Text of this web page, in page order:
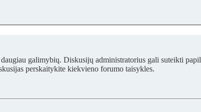
galimybių. Diskusijų administratorius gali suteikti
perskaitykite kiekvieno forumo taisykles.